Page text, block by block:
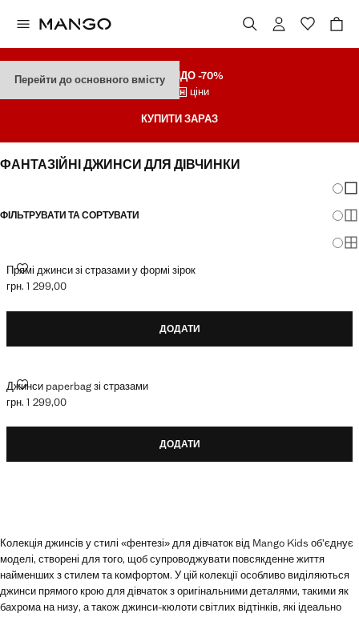
Перейти до основного вмісту
ЗНИЖКИДО -70%
Останні ціни
КУПИТИ ЗАРАЗ
ФАНТАЗІЙНІ ДЖИНСИ ДЛЯ ДІВЧИНКИ
ФІЛЬТРУВАТИ ТА СОРТУВАТИ
Прямі джинси зі стразами у формі зірок
ПРЯМІ ДЖИНСИ ЗІ СТРАЗАМИ У ФОРМІ ЗІРОК
Поточна ціна [грн. 1 299,00 ]
грн. 1 299,00
ДОДАТИ
Джинси paperbag зі стразами
ДЖИНСИ PAPERBAG ЗІ СТРАЗАМИ
Поточна ціна [грн. 1 299,00 ]
грн. 1 299,00
ДОДАТИ
Колекція джинсів у стилі «фентезі» для дівчаток від Mango Kids об’єднує
моделі, створені для того, щоб супроводжувати повсякденне життя
найменших з стилем та комфортом. У цій колекції особливо виділяються
джинси прямого крою для дівчаток з оригінальними деталями, такими як
бахрома на низу, а також джинси-кюлоти світлих відтінків, які ідеально